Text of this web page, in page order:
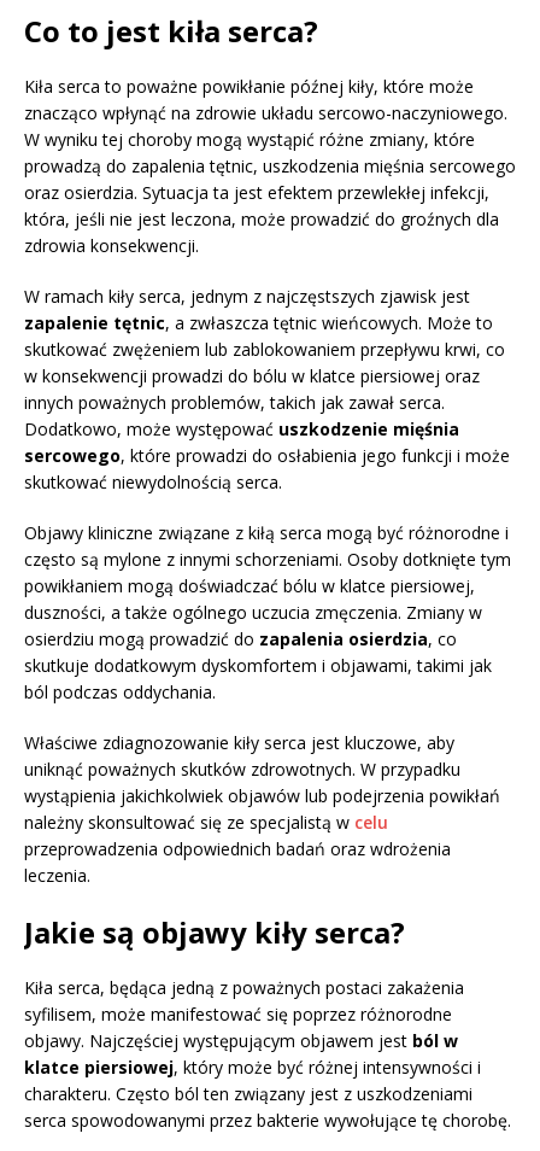
Co to jest kiła serca?
Kiła serca to poważne powikłanie późnej kiły, które może
znacząco wpłynąć na zdrowie układu sercowo-naczyniowego.
W wyniku tej choroby mogą wystąpić różne zmiany, które
prowadzą do zapalenia tętnic, uszkodzenia mięśnia sercowego
oraz osierdzia. Sytuacja ta jest efektem przewlekłej infekcji,
która, jeśli nie jest leczona, może prowadzić do groźnych dla
zdrowia konsekwencji.
W ramach kiły serca, jednym z najczęstszych zjawisk jest
zapalenie tętnic, a zwłaszcza tętnic wieńcowych. Może to
skutkować zwężeniem lub zablokowaniem przepływu krwi, co
w konsekwencji prowadzi do bólu w klatce piersiowej oraz
innych poważnych problemów, takich jak zawał serca.
Dodatkowo, może występować uszkodzenie mięśnia
sercowego, które prowadzi do osłabienia jego funkcji i może
skutkować niewydolnością serca.
Objawy kliniczne związane z kiłą serca mogą być różnorodne i
często są mylone z innymi schorzeniami. Osoby dotknięte tym
powikłaniem mogą doświadczać bólu w klatce piersiowej,
duszności, a także ogólnego uczucia zmęczenia. Zmiany w
osierdziu mogą prowadzić do zapalenia osierdzia, co
skutkuje dodatkowym dyskomfortem i objawami, takimi jak
ból podczas oddychania.
Właściwe zdiagnozowanie kiły serca jest kluczowe, aby
uniknąć poważnych skutków zdrowotnych. W przypadku
wystąpienia jakichkolwiek objawów lub podejrzenia powikłań
należny skonsultować się ze specjalistą w celu
przeprowadzenia odpowiednich badań oraz wdrożenia
leczenia.
Jakie są objawy kiły serca?
Kiła serca, będąca jedną z poważnych postaci zakażenia
syfilisem, może manifestować się poprzez różnorodne
objawy. Najczęściej występującym objawem jest ból w
klatce piersiowej, który może być różnej intensywności i
charakteru. Często ból ten związany jest z uszkodzeniami
serca spowodowanymi przez bakterie wywołujące tę chorobę.